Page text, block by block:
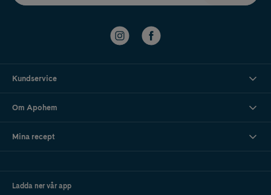
Kundservice
Om Apohem
Mina recept
Ladda ner vår app